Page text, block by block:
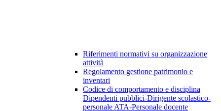
Riferimenti normativi su organizzazione
attività
Regolamento gestione patrimonio e
inventari
Codice di comportamento e disciplina
Dipendenti pubblici-Dirigente scolastico-
personale ATA-Personale docente